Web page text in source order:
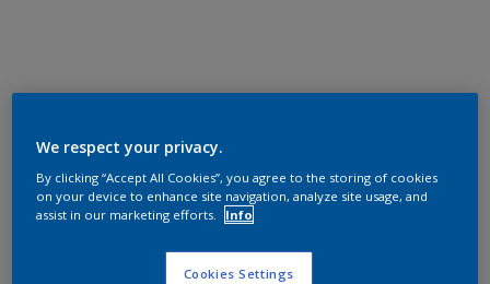
We respect your privacy.
By clicking “Accept All Cookies”, you agree to the storing of cookies
on your device to enhance site navigation, analyze site usage, and
assist in our marketing efforts.
Info
Cookies Settings